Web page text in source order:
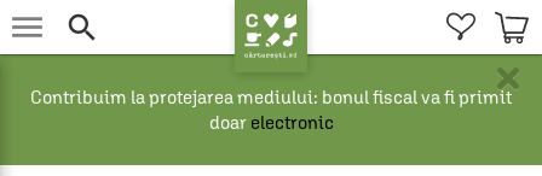
 
×
Contribuim la protejarea mediului: bonul fiscal va fi primit
doar electronic